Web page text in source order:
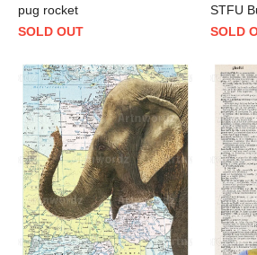
pug rocket
SOLD OUT
STFU
SOLD